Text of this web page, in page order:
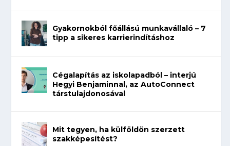
Gyakornokból főállású munkavállaló – 7
tipp a sikeres karrierindításhoz
Cégalapítás az iskolapadból – interjú
Hegyi Benjaminnal, az AutoConnect
társtulajdonosával
Mit tegyen, ha külföldön szerzett
szakképesítést?